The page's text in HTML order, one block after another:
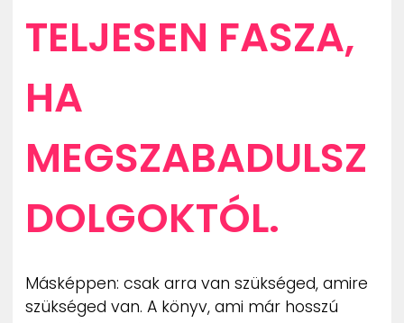
TELJESEN FASZA,
HA
MEGSZABADULSZ
DOLGOKTÓL.
Másképpen: csak arra van szükséged, amire
szükséged van. A könyv, ami már hosszú